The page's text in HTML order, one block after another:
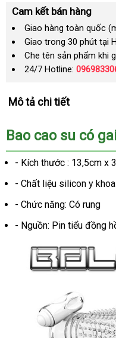
Cam kết bán hàng
Giao hàng toàn quốc
Giao trong 30 phút tại
Che tên sản phẩm khi
24/7 Hotline:
Mô tả chi tiết
Bao cao su có
- Kích thước : 13,5cm x
- Chất liệu silicon y khoa
- Chức năng: Có rung
- Nguồn: Pin tiểu đồng